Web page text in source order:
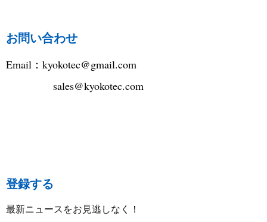
お問い合わせ
Email： kyokotec@gmail.com
sales@kyokotec.com
登録する
最新ニュースをお見逃しなく！